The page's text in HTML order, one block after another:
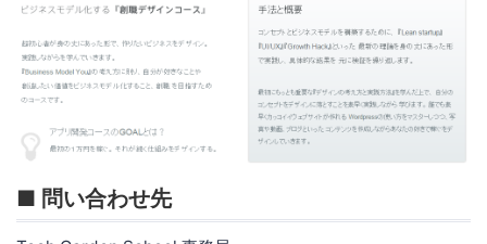
■ 問い合わせ先